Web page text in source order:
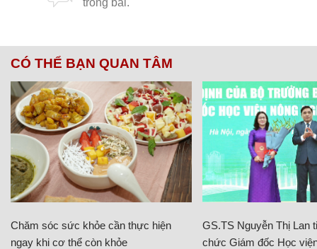
CÓ THỂ BẠN QUAN TÂM
Chăm sóc sức khỏe cần thực hiện
ngay khi cơ thể còn khỏe
GS.TS Nguyễn Thị Lan
chức Giám đốc Học